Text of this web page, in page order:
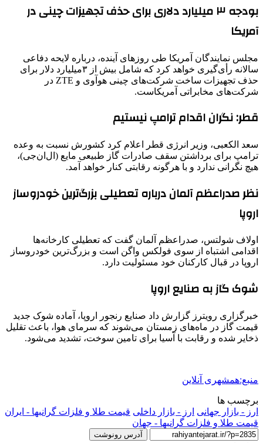
بودجه ۳ میلیارد دلاری برای حذف تجهیزات چینی در
آمریکا
مجلس نمایندگان آمریکا طی روزهای آینده، درباره لایحه دفاعی
سالانه رأی‌گیری خواهد کرد که شامل بیش از ۳میلیارد دلار برای
حذف تجهیزات ساخت شرکت‌های چینی هوآوی و ZTE در
شرکت‌های مخابراتی آمریکاست.
قطر: نگران اقدام ترامپ نیستیم
سعد الکعبی، وزیر انرژی قطر اعلام کرد کشورش نسبت به وعده
ترامپ برای برداشتن سقف صادرات گاز طبیعی مایع (ال‌ان‌جی)،
هیچ نگرانی ندارد و با هرگونه رقابتی کنار خواهد آمد.
نظر صدراعظم آلمان درباره تعطیلی بزرگ‌ترین خودروساز
اروپا
اولاف شولتس، صدراعظم آلمان گفت که تعطیلی کارخانه‌ها
اقدامی اشتباه از سوی فولکس واگن است و بزرگ‌ترین خودروساز
اروپا در قبال کارکنان خود مسئولیت دارد.
شوک گاز به صنایع اروپا
خبرگزاری رویترز گزارش داد صنایع رنجور اروپا، آماده شوک جدید
قیمت گاز در ماه‌های زمستان می‌شوند که سرمای هوا، باعث تقلیل
ذخایر شده و رقابت با آسیا برای تامین سوخت، تشدید می‌شود.
منبع:همشهری آنلاین
برچسب ها
ارز - بازار جهانی ارز - بازار داخلی قیمت طلا و فلزات گرانبها - ایران
قیمت طلا و فلزات گرانبها - جهان
آدرس رونوشت